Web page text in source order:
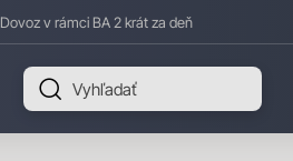
Dovoz v rámci BA 2 krát za deň